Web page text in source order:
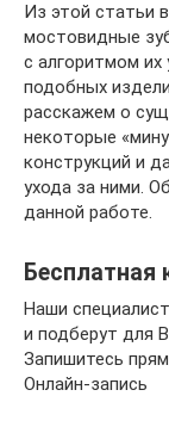
Из этой статьи
мостовидные
с алгоритмом их
подобных
расскажем о
некоторые
конструкций и
ухода за ними.
данной работе.
Бесплатная
Наши
и подберут для
Запишитесь
Онлайн-запись